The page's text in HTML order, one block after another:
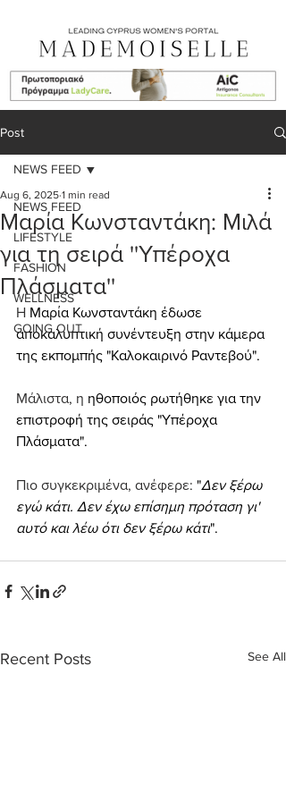
Post
NEWS FEED
LIFESTYLE
FASHION
WELLNESS
GOING OUT
NEWS FEED
Μαρία Κωνσταντάκη: Μιλά
για τη σειρά ''Υπέροχα
Πλάσματα''
Aug 6, 2025 1 min read
Η Μαρία Κωνσταντάκη έδωσε
αποκαλυπτική συνέντευξη στην κάμερα
της εκπομπής "Καλοκαιρινό Ραντεβού".
Μάλιστα, η ηθοποιός ρωτήθηκε για την
επιστροφή της σειράς "Υπέροχα
Πλάσματα".
Πιο συγκεκριμένα, ανέφερε: "Δεν ξέρω
εγώ κάτι. Δεν έχω επίσημη πρόταση γι'
αυτό και λέω ότι δεν ξέρω κάτι".
Recent Posts See All